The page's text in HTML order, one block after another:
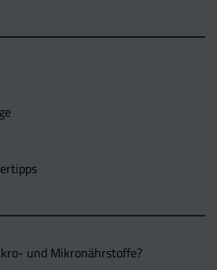
und Mikronährstoffe?